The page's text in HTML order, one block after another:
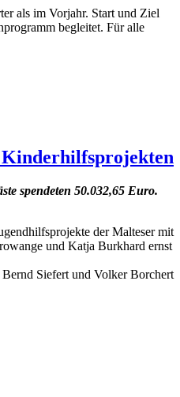
als im Vorjahr. Start und Ziel
begleitet. Für alle
Kinderhilfsprojekten
spendeten 50.032,65 Euro.
der Malteser mit
und Katja Burkhard ernst
Siefert und Volker Borchert